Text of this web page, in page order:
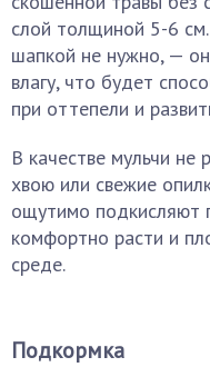
слой толщиной 5-6
шапкой не нужно, —
влагу, что будет
при оттепели и
В качестве мульчи не
хвою или свежие
ощутимо подкисляют
комфортно расти и
среде.
Подкормка